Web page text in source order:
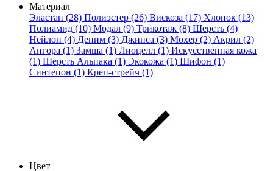
Материал
Эластан (28) Полиэстер (26) Вискоза (17) Хлопок (13)
Полиамид (10) Модал (9) Трикотаж (8) Шерсть (4)
Нейлон (4) Деним (3) Джинса (3) Мохер (2) Акрил (2)
Ангора (1) Замша (1) Лиоцелл (1) Искусственная кожа
(1) Шерсть Альпака (1) Экокожа (1) Шифон (1)
Синтепон (1) Креп-стрейч (1)
Цвет